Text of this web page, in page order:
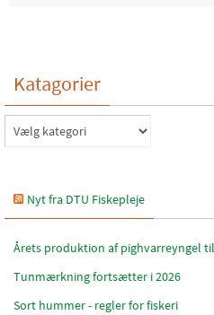
Katagorier
Katagorier
Nyt fra DTU Fiskepleje
Årets produktion af pighvarreyngel
Tunmærkning fortsætter i 2026
Sort hummer - regler for fiskeri